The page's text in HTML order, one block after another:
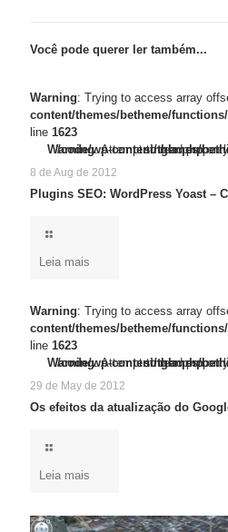
Você pode querer ler também...
Warning: Trying to access array
content/themes/betheme/
line 1623
Warning: Trying to access array
/code/wp-content/themes/betheme/
on line1623
Warning: Attempt to read
/code/wp-content/themes/betheme/includes/content-single.phpon
8 de Aug de 2012
Plugins SEO: WordPress Yoast –
Leia mais
Warning: Trying to access array
content/themes/betheme/
line 1623
Warning: Trying to access array
/code/wp-content/themes/betheme/
on line1623
Warning: Attempt to read
/code/wp-content/themes/betheme/includes/content-single.phpon
29 de May de 2012
Os efeitos da atualização do
Leia mais